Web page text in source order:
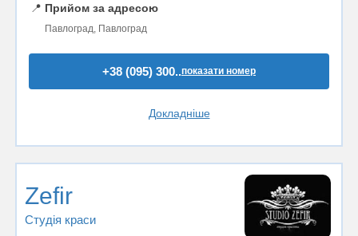
📍 Прийом за адресою
Павлоград, Павлоград
+38 (095) 300..показати номер
Докладніше
Zefir
Студія краси